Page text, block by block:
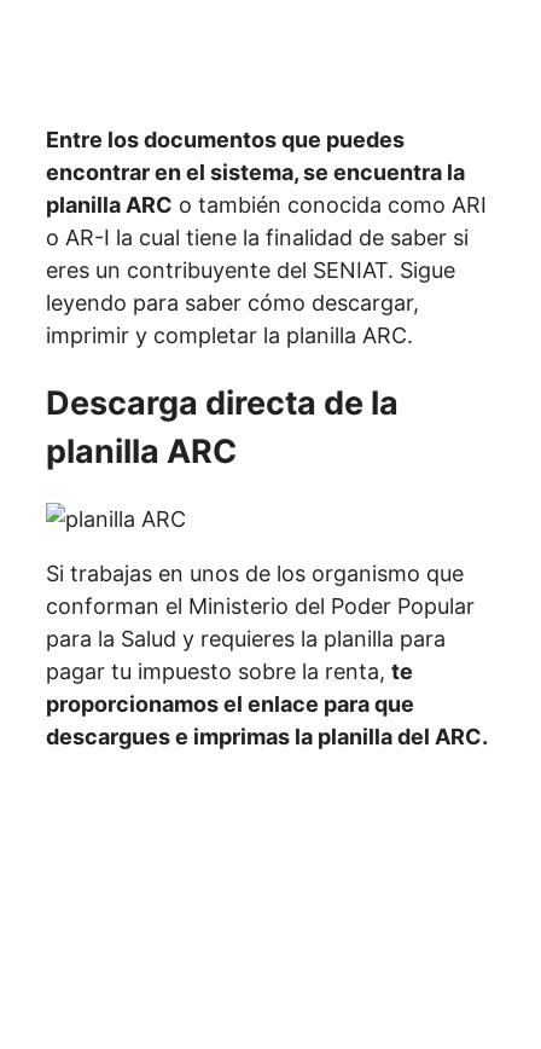
Entre los documentos que puedes
encontrar en el sistema, se encuentra la
planilla ARC o también conocida como ARI
o AR-I la cual tiene la finalidad de saber si
eres un contribuyente del SENIAT. Sigue
leyendo para saber cómo descargar,
imprimir y completar la planilla ARC.
Descarga directa de la
planilla ARC
Si trabajas en unos de los organismo que
conforman el Ministerio del Poder Popular
para la Salud y requieres la planilla para
pagar tu impuesto sobre la renta, te
proporcionamos el enlace para que
descargues e imprimas la planilla del ARC.